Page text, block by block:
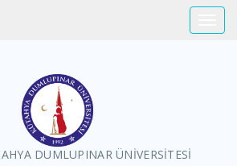
DUMLUPINAR ÜNİVERSİTESİ